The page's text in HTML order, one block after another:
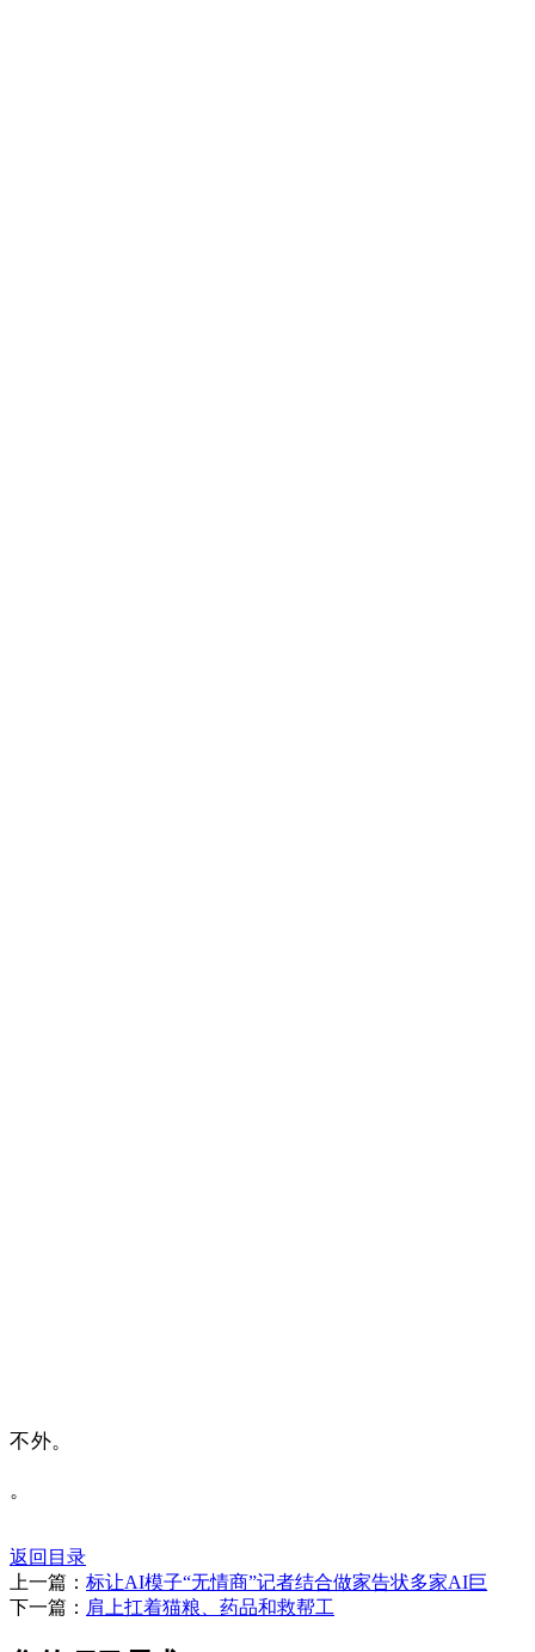
不外。
。
返回目录
上一篇： 标让AI模子“无情商”记者结合做家告状多家AI巨
下一篇： 肩上扛着猫粮、药品和救帮工